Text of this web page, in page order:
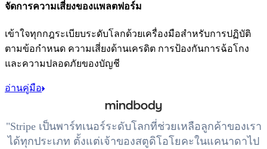
จัดการความเสี่ยงของแพลตฟอร์ม
เข้าใจทุกกฎระเบียบระดับโลกด้วยเครื่องมือสำหรับการปฏิบัติ
ตามข้อกำหนด ความเสี่ยงด้านเครดิต การป้องกันการฉ้อโกง
และความปลอดภัยของบัญชี
อ่านคู่มือ
Stripe เป็นพาร์ทเนอร์ระดับโลกที่ช่วยเหลือลูกค้าของเรา
ได้ทุกประเภท ตั้งแต่เจ้าของสตูดิโอโยคะในแคนาดาไป